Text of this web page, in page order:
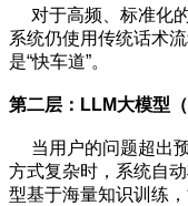
对于高频、标准化的
系统仍使用传统话术
是“快车道”。
第二层：LLM大模型（
当用户的问题超出
方式复杂时，系统自
型基于海量知识训练